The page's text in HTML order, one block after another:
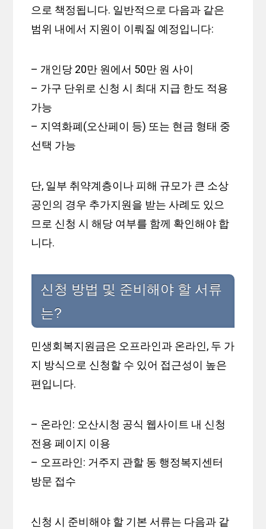
으로 책정됩니다. 일반적으로 다음과 같은
범위 내에서 지원이 이뤄질 예정입니다:
– 개인당 20만 원에서 50만 원 사이
– 가구 단위로 신청 시 최대 지급 한도 적용
가능
– 지역화폐(오산페이 등) 또는 현금 형태 중
선택 가능
단, 일부 취약계층이나 피해 규모가 큰 소상
공인의 경우 추가지원을 받는 사례도 있으
므로 신청 시 해당 여부를 함께 확인해야 합
니다.
신청 방법 및 준비해야 할 서류
는?
민생회복지원금은 오프라인과 온라인, 두 가
지 방식으로 신청할 수 있어 접근성이 높은
편입니다.
– 온라인: 오산시청 공식 웹사이트 내 신청
전용 페이지 이용
– 오프라인: 거주지 관할 동 행정복지센터
방문 접수
신청 시 준비해야 할 기본 서류는 다음과 같